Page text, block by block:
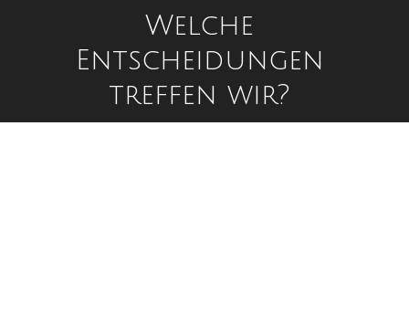
Welche
Entscheidungen
treffen wir?
Sie befinden sich hier: